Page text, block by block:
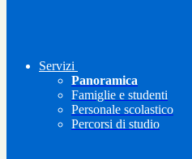
Servizi
Panoramica
Famiglie e studenti
Personale scolastico
Percorsi di studio